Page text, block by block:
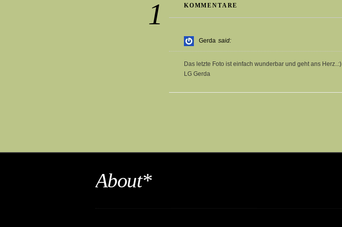
1 KOMMENTARE
Gerda said:
Das letzte Foto ist einfach wunderbar und geht ans Herz..:)
LG Gerda
About*